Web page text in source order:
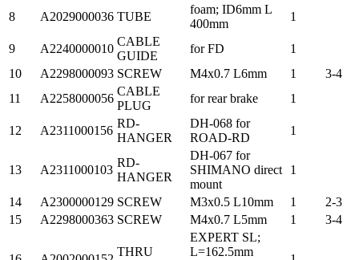
8 A2029000036 TUBE
foam; ID6mm L
400mm
1
9 A2240000010
CABLE
GUIDE
for FD
1
10
A2298000093 SCREW M4x0.7 L6mm 1
3-4
11
A2258000056
CABLE
PLUG
for rear brake 1
12 A2311000156
RD-
HANGER
DH-068 for
ROAD-RD
1
13 A2311000103
RD-
HANGER
DH-067 for
SHIMANO direct
mount
1
14 A2300000129 SCREW M3x0.5 L10mm 1
2-3
15
A2298000363 SCREW M4x0.7 L5mm 1 3-4
THRU
EXPERT SL;
L=162.5mm